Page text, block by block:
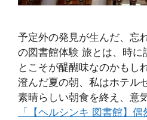
予定外の発見が生んだ、忘
の図書館体験 旅とは、時に
とこそが醍醐味なのかもし
澄んだ夏の朝、私はホテル
素晴らしい朝食を終え、意
「【ヘルシンキ 図書館】偶